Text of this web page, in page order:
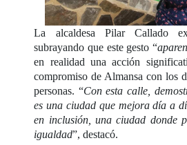
La alcaldesa Pilar Callado
subrayando que este gesto “
en realidad una acción
compromiso de Almansa con los
personas. “Con esta calle,
es una ciudad que mejora día a
en inclusión, una ciudad donde
igualdad”, destacó.